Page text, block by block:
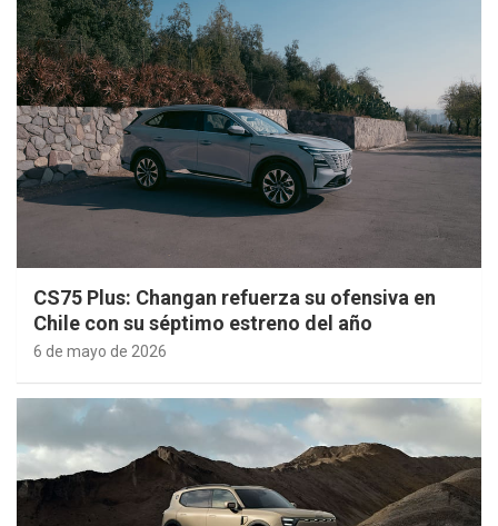
CS75 Plus: Changan refuerza su ofensiva en
Chile con su séptimo estreno del año
6 de mayo de 2026